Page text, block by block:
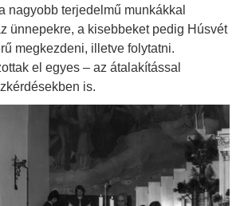
nagyobb terjedelmű munkákkal
ünnepekre, a kisebbeket pedig Húsvét
megkezdeni, illetve folytatni.
el egyes – az átalakítással
is.